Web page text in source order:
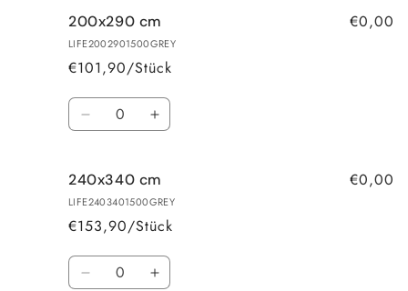
für
160x230
cm
für
160x230
cm
200x290 cm
LIFE2002901500GREY
€101,90/Stück
€0,00
Anzahl
Verringere
für
200x290
cm
Erhöhe
für
200x290
cm
240x340 cm
LIFE2403401500GREY
€153,90/Stück
€0,00
Anzahl
VerringereErhöhe